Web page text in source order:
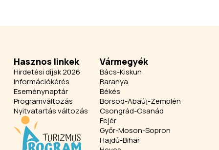
Hasznos linkek
Hirdetési díjak 2026
Információkérés
Eseménynaptár
Programváltozás
Nyitvatartás változás
Vármegyék
Bács-Kiskun
Baranya
Békés
Borsod-Abaúj-Zemplén
Csongrád-Csanád
Fejér
Győr-Moson-Sopron
Hajdú-Bihar